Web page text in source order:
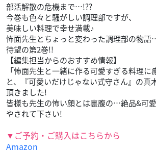
部活解散の危機まで…!??
今巻も色々と騒がしい調理部ですが、
美味しい料理で幸せ満載♪
怖面先生とちょっと変わった調理部の物
待望の第2巻!!
【編集担当からのおすすめ情報】
「怖面先生と一緒に作る可愛すぎる料理に
と、『可愛いだけじゃない式守さん』の真
頂きました!
皆様も先生の怖い顔とは裏腹の…絶品&可
やされて下さい!
▼ご予約・ご購入はこちらから
Amazon